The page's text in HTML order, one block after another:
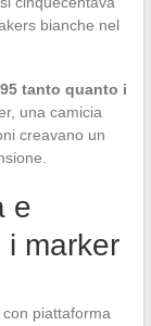
bianche nel
tanto quanto i
una camicia
creavano un
e
i marker
piattaforma